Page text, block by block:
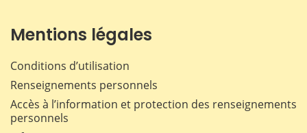
Mentions légales
Conditions d’utilisation
Renseignements personnels
Accès à l’information et protection des renseignements
personnels